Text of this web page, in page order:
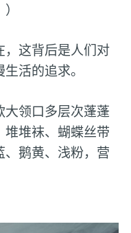
，这背后是人们对
活的追求。
领口多层次蓬蓬
堆袜、蝴蝶丝带
鹅黄、浅粉，营